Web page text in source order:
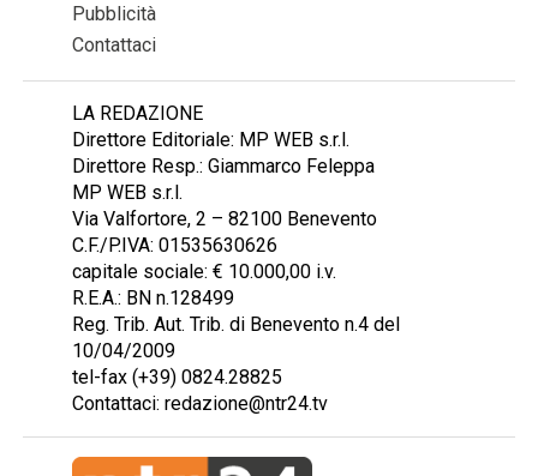
Pubblicità
Contattaci
LA REDAZIONE
Direttore Editoriale: MP WEB s.r.l.
Direttore Resp.: Giammarco Feleppa
MP WEB s.r.l.
Via Valfortore, 2 – 82100 Benevento
C.F./P.IVA: 01535630626
capitale sociale: € 10.000,00 i.v.
R.E.A.: BN n.128499
Reg. Trib. Aut. Trib. di Benevento n.4 del
10/04/2009
tel-fax (+39) 0824.28825
Contattaci: redazione@ntr24.tv